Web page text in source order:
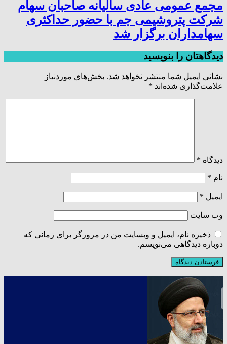
مجمع عمومی عادی سالیانه صاحبان سهام
شرکت پتروشیمی جم با حضور حداکثری
سهامداران برگزار شد
دیدگاهتان را بنویسید
نشانی ایمیل شما منتشر نخواهد شد. بخش‌های موردنیاز
علامت‌گذاری شده‌اند *
دیدگاه *
نام *
ایمیل *
وب‌ سایت
ذخیره نام، ایمیل و وبسایت من در مرورگر برای زمانی که
دوباره دیدگاهی می‌نویسم.